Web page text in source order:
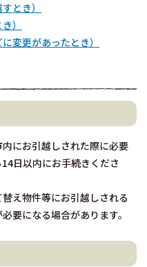
とき）
）
変更があったとき）
にお引越しされた際に必要
日以内にお手続きくださ
え物件等にお引越しされる
要になる場合があります。